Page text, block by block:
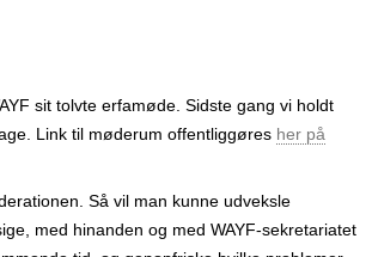
sit tolvte erfamøde. Sidste gang vi holdt
Link til møderum offentliggøres her på
Så vil man kunne udveksle
med hinanden og med WAYF-sekretariatet